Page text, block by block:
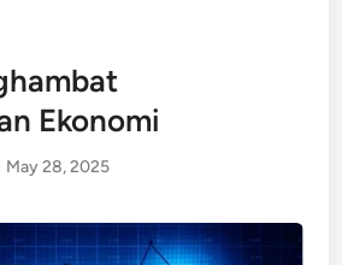
Ekonomi
May 28, 2025